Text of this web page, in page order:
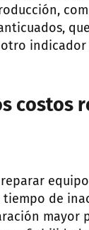
costos
reparar
tiempo de
mayor